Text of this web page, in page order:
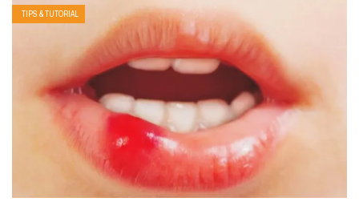
TIPS & TUTORIAL